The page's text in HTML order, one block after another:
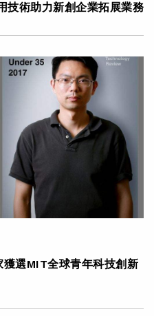
技術助力新創企業拓展業務
獲選MIT全球青年科技創新